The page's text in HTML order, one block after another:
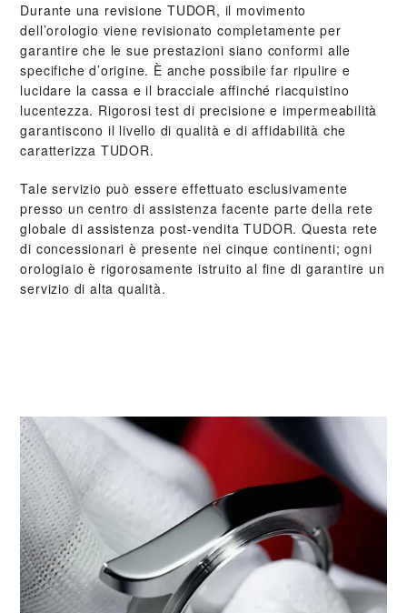
Durante una revisione TUDOR, il movimento
dell’orologio viene revisionato completamente per
garantire che le sue prestazioni siano conformi alle
specifiche d’origine. È anche possibile far ripulire e
lucidare la cassa e il bracciale affinché riacquistino
lucentezza. Rigorosi test di precisione e impermeabilità
garantiscono il livello di qualità e di affidabilità che
caratterizza TUDOR.
Tale servizio può essere effettuato esclusivamente
presso un centro di assistenza facente parte della rete
globale di assistenza post‑vendita TUDOR. Questa rete
di concessionari è presente nei cinque continenti; ogni
orologiaio è rigorosamente istruito al fine di garantire un
servizio di alta qualità.